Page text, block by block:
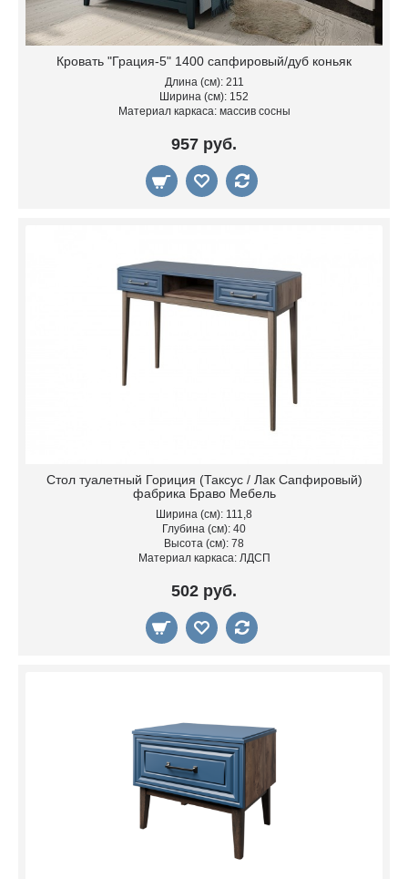
Кровать "Грация-5" 1400 сапфировый/дуб коньяк
Длина (см): 211
Ширина (см): 152
Материал каркаса: массив сосны
957 руб.
Стол туалетный Гориция (Таксус / Лак Сапфировый)
фабрика Браво Мебель
Ширина (см): 111,8
Глубина (см): 40
Высота (см): 78
Материал каркаса: ЛДСП
502 руб.